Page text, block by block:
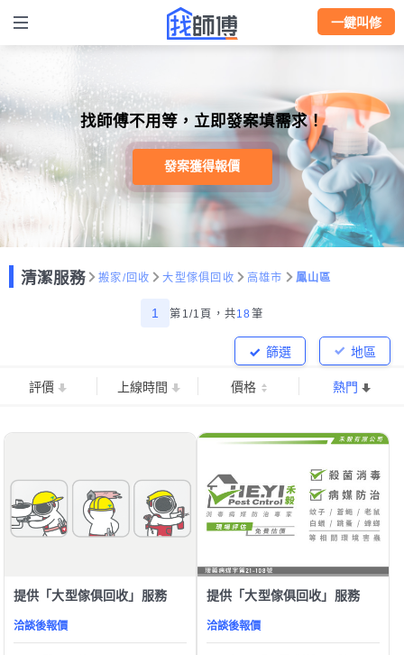
一鍵叫修
找師傅不用等，立即發案填需求！
發案獲得報價
清潔服務 搬家/回收 大型傢俱回收 高雄市 鳳山區
1 第1/1頁， 共18筆
地區
篩選
評價 上線時間 價格 熱門
提供「大型傢俱回收」服務
洽談後報價
提供「大型傢俱回收」服務
洽談後報價